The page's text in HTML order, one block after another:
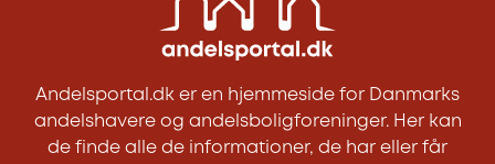
Andelsportal.dk er en hjemmeside for Danmarks
andelshavere og andelsboligforeninger. Her kan
de finde alle de informationer, de har eller får